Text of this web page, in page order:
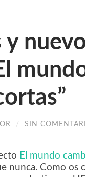
y
/ SIN
El mundo
nunca. Como os